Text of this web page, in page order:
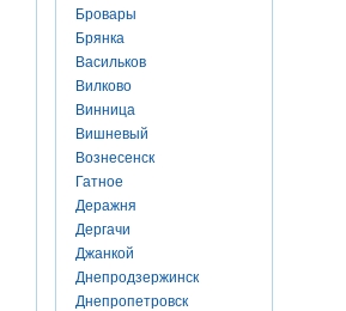
Бровары
Брянка
Васильков
Вилково
Винница
Вишневый
Вознесенск
Гатное
Деражня
Дергачи
Джанкой
Днепродзержинск
Днепропетровск